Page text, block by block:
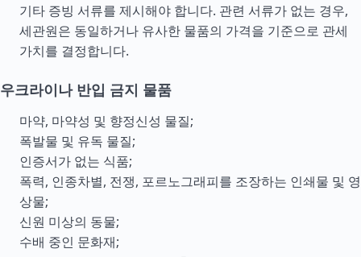
기타 증빙 서류를 제시해야 합니다. 관련 서류가 없는 경우,
세관원은 동일하거나 유사한 물품의 가격을 기준으로 관세
가치를 결정합니다.
우크라이나 반입 금지 물품
마약, 마약성 및 향정신성 물질;
폭발물 및 유독 물질;
인증서가 없는 식품;
폭력, 인종차별, 전쟁, 포르노그래피를 조장하는 인쇄물 및 영
상물;
신원 미상의 동물;
수배 중인 문화재;